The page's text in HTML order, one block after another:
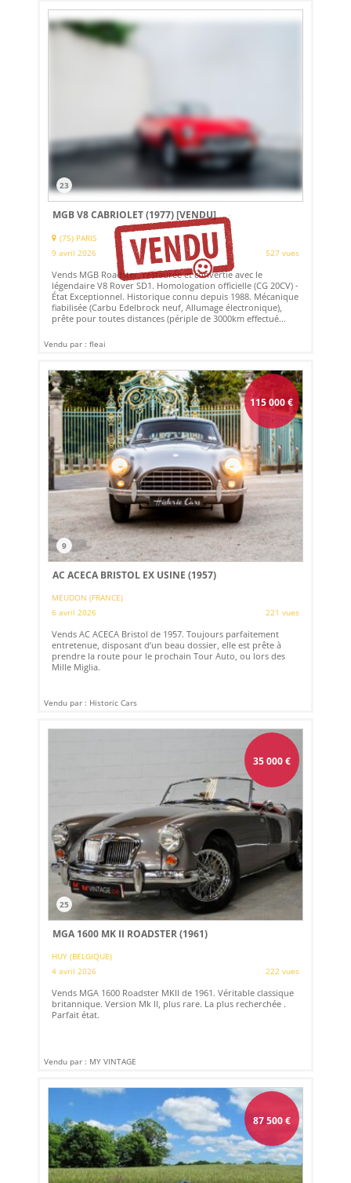
23
MGB V8 CABRIOLET (1977)[VENDU]
(75) PARIS
9 avril 2026
527 vues
Vends MGB Roadster, restaurée et convertie avec le
légendaire V8 Rover SD1. Homologation officielle (CG 20CV) -
État Exceptionnel. Historique connu depuis 1988. Mécanique
fiabilisée (Carbu Edelbrock neuf, Allumage électronique),
prête pour toutes distances (périple de 3000km effectué...
Vendu par : fleai
115 000€
9
AC ACECA BRISTOL EX USINE (1957)
MEUDON (FRANCE)
6 avril 2026
221 vues
Vends AC ACECA Bristol de 1957. Toujours parfaitement
entretenue, disposant d’un beau dossier, elle est prête à
prendre la route pour le prochain Tour Auto, ou lors des
Mille Miglia.
Vendu par : Historic Cars
35 000€
25
MGA 1600 MK II ROADSTER (1961)
HUY (BELGIQUE)
4 avril 2026
222 vues
Vends MGA 1600 Roadster MKII de 1961. Véritable classique
britannique. Version Mk II, plus rare. La plus recherchée .
Parfait état.
Vendu par : MY VINTAGE
87 500€